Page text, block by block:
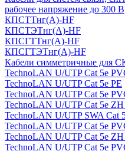
рабочее напряжение до 300 В
КПСТТнг(A)-HF
КПСТЭТнг(A)-HF
КПСГТТнг(A)-HF
КПСГТЭТнг(A)-HF
Кабели симметричные для
TechnoLAN U/UTP Cat 5e
TechnoLAN U/UTP Cat 5e PE
TechnoLAN U/UTP Cat 5e
TechnoLAN U/UTP Cat 5e
TechnoLAN U/UTP SWA Cat
TechnoLAN U/UTP Cat 5e
TechnoLAN U/UTP Cat 5e
TechnoLAN U/UTP Cat 5e